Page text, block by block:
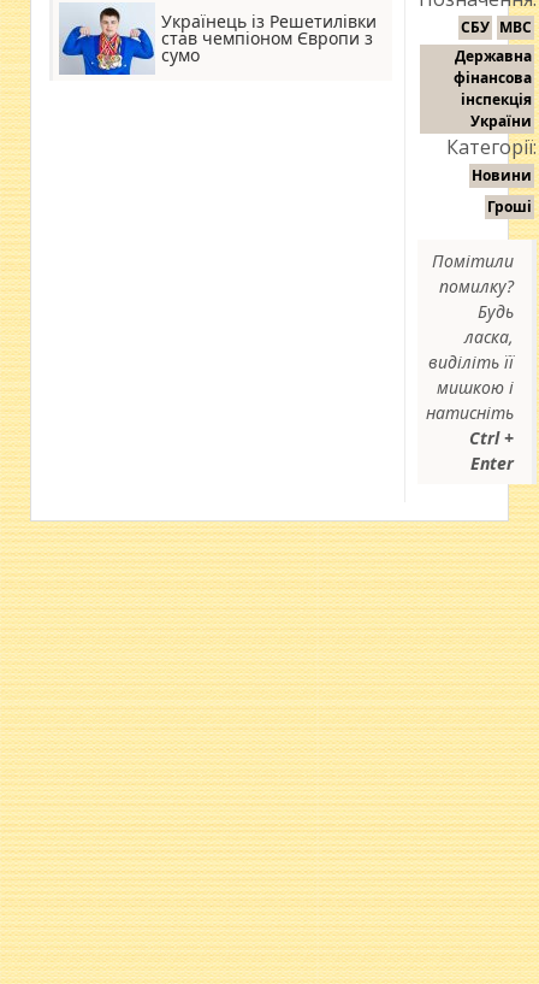
Українець із Решетилівки
став чемпіоном Європи з
сумо
СБУ МВС
Державна
фінансова
інспекція
України
Категорії:
Новини
Гроші
Помітили
помилку?
Будь
ласка,
виділіть її
мишкою і
натисніть
Ctrl +
Enter